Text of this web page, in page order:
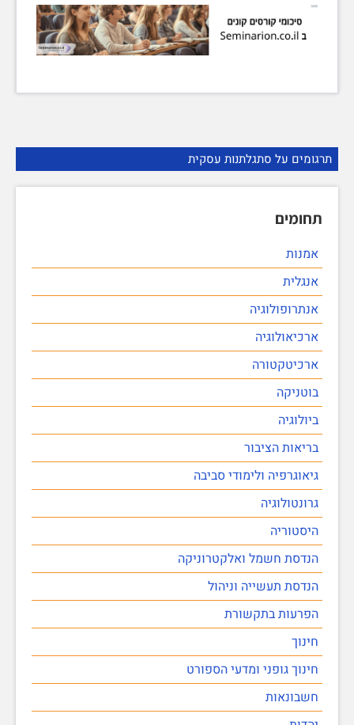
תרגומים על סתגלתנות עסקית
תחומים
אמנות
אנגלית
אנתרופולוגיה
ארכיאולוגיה
ארכיטקטורה
בוטניקה
ביולוגיה
בריאות הציבור
גיאוגרפיה ולימודי סביבה
גרונטולוגיה
היסטוריה
הנדסת חשמל ואלקטרוניקה
הנדסת תעשייה וניהול
הפרעות בתקשורת
חינוך
חינוך גופני ומדעי הספורט
חשבונאות